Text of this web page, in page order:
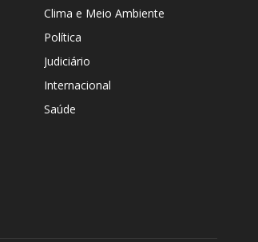
Clima e Meio Ambiente
Política
Judiciário
Internacional
Saúde